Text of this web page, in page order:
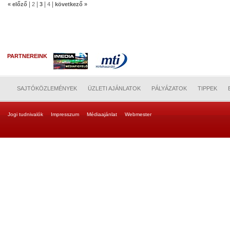
« előző 2 3 4 következő »
PARTNEREINK
SAJTÓKÖZLEMÉNYEK ÜZLETI AJÁNLATOK PÁLYÁZATOK TIPPEK
Jogi tudnivalók Impresszum Médiaajánlat Webmester